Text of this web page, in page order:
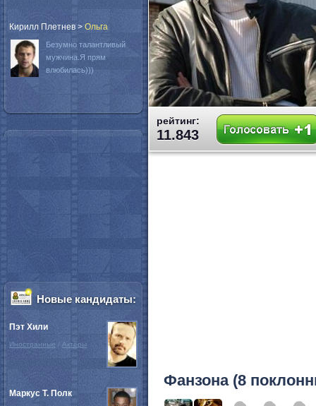
рейтинг:
11.843
Фанзона (8
Кирилл Плетнев > Oльга
Безумно талантливый
мужчина.Я прям
влюбилась)))
Новые кандидаты:
Пэт Хили
Иностранные / Актёры
Маркус Т. Полк